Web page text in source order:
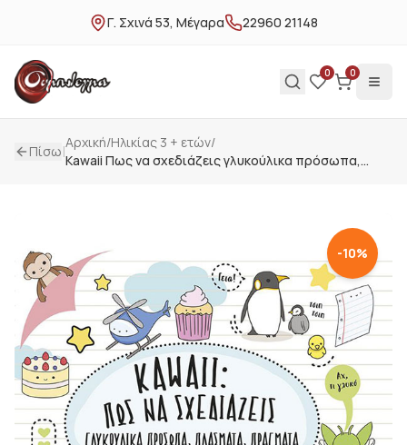
Γ. Σχινά 53, Μέγαρα 22960 21148
0 0
Πίσω|Αρχική/Ηλικίας 3 + ετών/
Kawaii Πως να σχεδιάζεις γλυκούλικα πρόσωπα,
-10%